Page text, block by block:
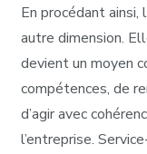
En procédant ainsi,
autre dimension.
devient un moyen
compétences, de
d’agir avec
l’entreprise.